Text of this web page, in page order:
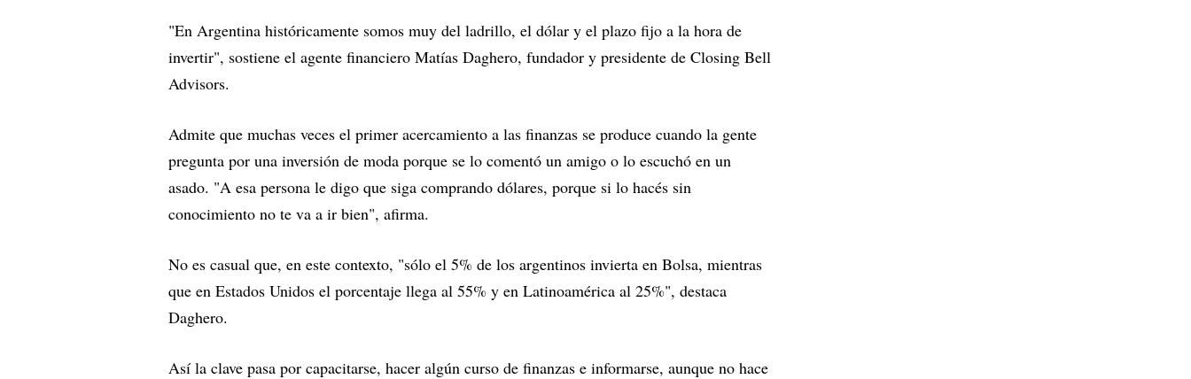
"En Argentina históricamente somos muy del ladrillo, el dólar y el plazo fijo a la hora de
invertir", sostiene el agente financiero Matías Daghero, fundador y presidente de Closing Bell
Advisors.
Admite que muchas veces el primer acercamiento a las finanzas se produce cuando la gente
pregunta por una inversión de moda porque se lo comentó un amigo o lo escuchó en un
asado. "A esa persona le digo que siga comprando dólares, porque si lo hacés sin
conocimiento no te va a ir bien", afirma.
No es casual que, en este contexto, "sólo el 5% de los argentinos invierta en Bolsa, mientras
que en Estados Unidos el porcentaje llega al 55% y en Latinoamérica al 25%", destaca
Daghero.
Así la clave pasa por capacitarse, hacer algún curso de finanzas e informarse, aunque no hace